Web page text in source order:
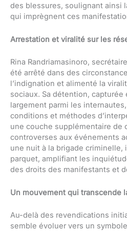
des blessures, soulignant ainsi
qui imprègnent ces
Arrestation et viralité sur les
Rina Randriamasinoro,
été arrêté dans des
l’indignation et alimenté la
sociaux. Sa détention,
largement parmi les
conditions et méthodes
une couche supplémentaire de
controverses aux événements
une nuit à la brigade criminelle,
parquet, amplifiant les
des droits des manifestants et
Un mouvement qui transcende
Au-delà des revendications
semble évoluer vers un